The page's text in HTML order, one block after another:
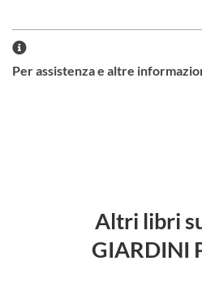
Per assistenza e altre
Altri libri
GIARDINI